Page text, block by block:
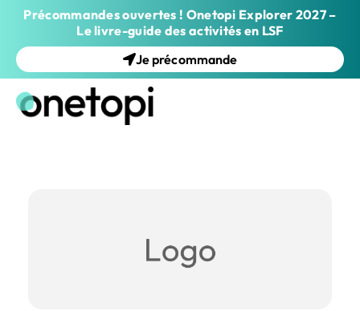
Précommandes ouvertes ! Onetopi Explorer 2027 –
Le livre-guide des activités en LSF
Je précommande